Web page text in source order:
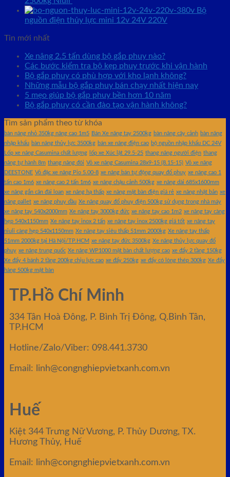
Bộ
nguồn điện thủy lực mini 12v 24V 220V
Tin mới nhất
Xe nâng 2.5 tấn dùng bộ gắp phuy nào?
Các bước kiểm tra bộ kẹp phuy trước khi vận hành
Bộ gắp phuy có phù hợp với kho lạnh không?
Những mẫu bộ gắp phuy bán chạy nhất hiện nay
5 mẹo giúp bộ gắp phuy bền hơn 10 năm
Bộ gắp phuy có cần đào tạo vận hành không?
Tìm sản phẩm theo từ khóa
bàn nâng nhỏ 350kg nâng cao 1m5 Bán Xe nâng tay 2500kg bàn nâng cây cảnh bàn nâng
nhập khẩu bàn nâng thủy lực 3500kg bán xe nâng điện cao bộ nguồn nhập khẩu DC 24V
Lốp xe nâng Casumina chất lượng
lốp xe Xúc lật 29.5-25 thang nâng người điện thang
nâng tự hành 8m thang nâng đôi Vỏ xe nâng Casumina 28x9-15 (8.15-15) Vỏ xe nâng
DEESTONE Vỏ đặc xe nâng Pio 5.00-8 xe nâng bán tự động quay đổ phuy xe nâng cao 1
tấn cao 1m6 xe nâng cao 2 tấn 1m6 xe nâng chậu cảnh 500kg xe nâng dài 685x1600mm
xe nâng gắn cân đài loan xe nâng hạ thấp xe nâng mặt bàn điện giá rẻ xe nâng nhật bản xe
nâng pallet xe nâng phuy dầu Xe nâng quay đổ phuy điện 500kg sử dụng trong nhà máy
xe nâng tay 540x2000mm Xe nâng tay 3000kg đức xe nâng tay cao 1m2 xe nâng tay càng
hẹp 540x1150mm Xe nâng tay inox 2 tấn xe nâng tay inox 2500kg giá tốt xe nâng tay
niuli càng hẹp 540x1150mm Xe nâng tay siêu thấp 51mm 2000kg Xe nâng tay thấp
51mm 2000kg tại Hà Nội/TP.HCM xe nâng tay đức 3500kg Xe nâng thủy lực quay đổ
phuy xe nâng trung quốc Xe nâng WP1000 mặt bàn chất lượng cao xe đẩy 2 tầng 150kg
Xe đẩy 4 bánh 2 tầng 200kg chịu lực cao xe đẩy 250kg xe đẩy có lòng thép 300kg Xe đẩy
hàng 500kg mặt bàn
TP.Hồ Chí Minh
334 Tân Hoà Đông, P. Bình Trị Đông, Q.Bình Tân,
TP.HCM
Hotline/Zalo/Viber: 098.441.3730
Email: linh@congnghiepvietxanh.com.vn
Huế
Kiệt 344 Trưng Nữ Vương, P. Thủy Dương, TX.
Hương Thủy, Huế
Email: linh@congnghiepvietxanh.com.vn